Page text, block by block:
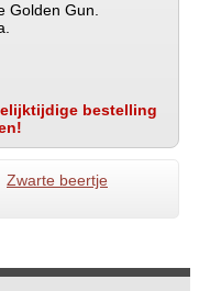
Golden Gun.
bestelling
Zwarte beertje